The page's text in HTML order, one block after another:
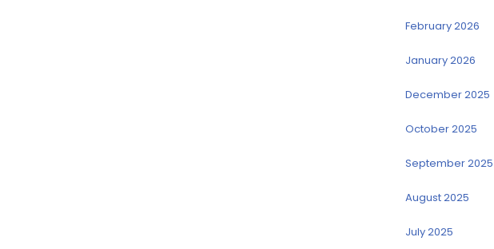
February 2026
January 2026
December 2025
October 2025
September 2025
August 2025
July 2025